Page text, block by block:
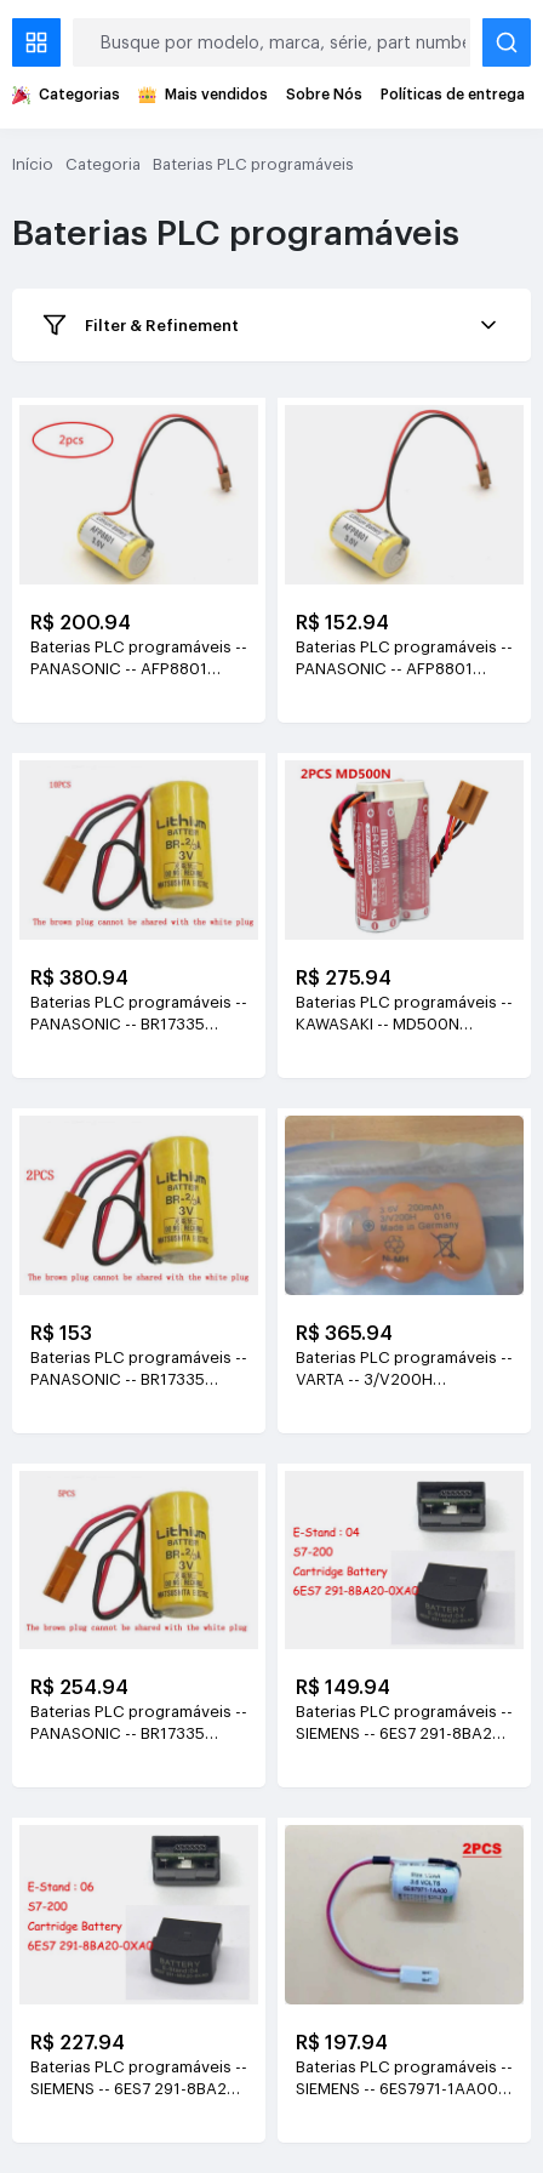
Categorias Mais vendidos Sobre Nós Políticas de entrega
Início Categoria Baterias PLC programáveis
Baterias PLC programáveis
Filter & Refinement
R$ 200.94
Baterias PLC programáveis --
PANASONIC -- AFP8801
R$ 152.94
Baterias PLC programáveis --
PANASONIC -- AFP8801
R$ 380.94
Baterias PLC programáveis --
PANASONIC -- BR17335
R$ 275.94
Baterias PLC programáveis --
KAWASAKI -- MD500N
R$ 153
Baterias PLC programáveis --
PANASONIC -- BR17335
R$ 365.94
Baterias PLC programáveis --
VARTA -- 3/V200H
R$ 254.94
Baterias PLC programáveis --
PANASONIC -- BR17335
R$ 149.94
Baterias PLC programáveis --
SIEMENS -- 6ES7 291-8BA20-
R$ 227.94
Baterias PLC programáveis --
SIEMENS -- 6ES7 291-8BA20-
R$ 197.94
Baterias PLC programáveis --
SIEMENS -- 6ES7971-1AA00-